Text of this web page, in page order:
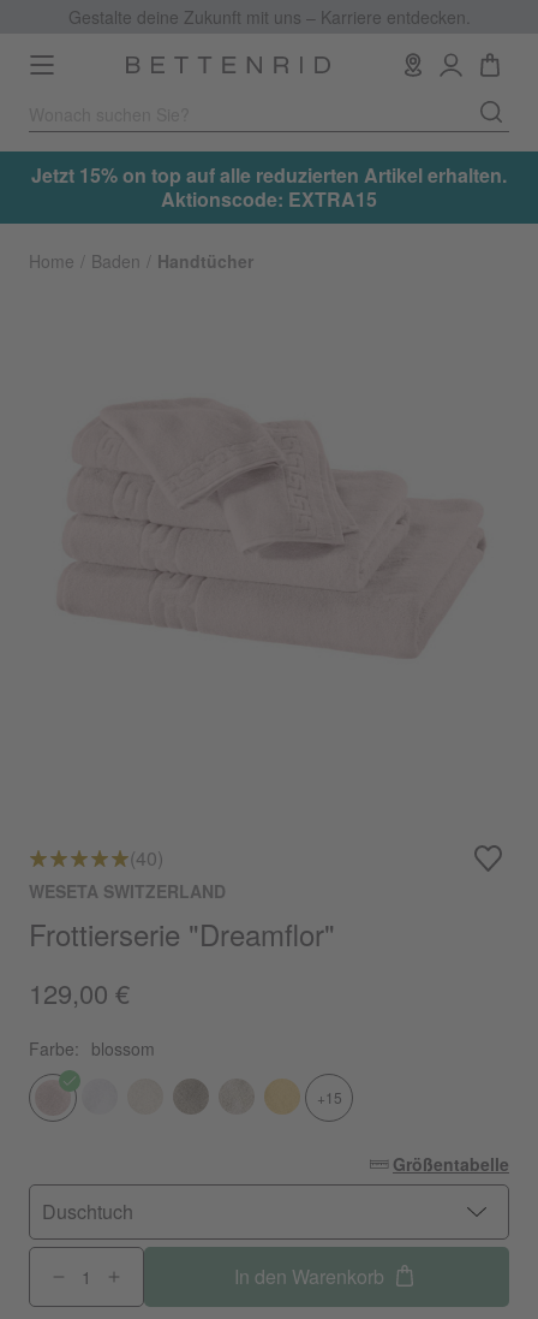
Gestalte deine Zukunft mit uns – Karriere entdecken.
Toggle
navigation
Jetzt 15% on top auf alle reduzierten Artikel erhalten.
Aktionscode: EXTRA15
Home Baden Handtücher
(40)
WESETA SWITZERLAND
Frottierserie "Dreamflor"
129,00 €
Farbe: blossom
+15
Größentabelle
Duschtuch
In den Warenkorb